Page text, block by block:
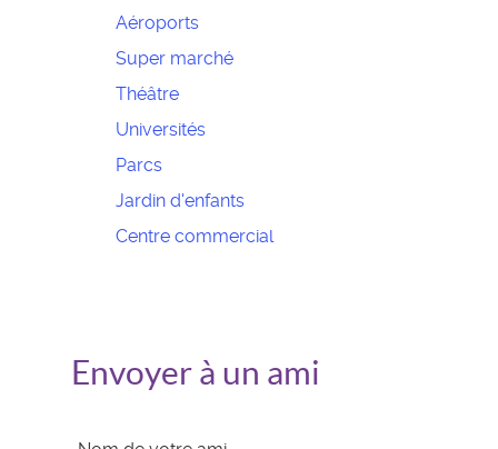
Aéroports
Super marché
Théâtre
Universités
Parcs
Jardin d'enfants
Centre commercial
Envoyer à un ami